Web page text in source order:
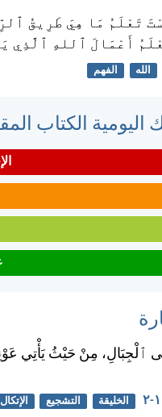
تَعْلَمُ مَا هِيَ طَرِيقُ
أَعْمَالَ ٱللهِ ٱلَّذِي
الله الفهم
اليومية الكتاب
ٱلْجِبَالِ، مِنْ حَيْثُ يَأْتِي
الخليقة التشجيع الإتكال